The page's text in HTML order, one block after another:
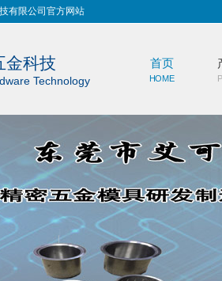
有限公司官方网站
金科技
Technology
首页
HOME